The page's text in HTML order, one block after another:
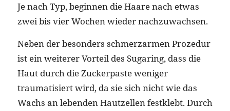
Je nach Typ, beginnen die Haare nach etwas
zwei bis vier Wochen wieder nachzuwachsen.
Neben der besonders schmerzarmen Prozedur
ist ein weiterer Vorteil des Sugaring, dass die
Haut durch die Zuckerpaste weniger
traumatisiert wird, da sie sich nicht wie das
Wachs an lebenden Hautzellen festklebt. Durch